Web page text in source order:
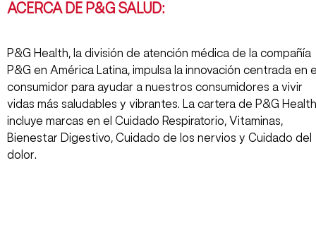
ACERCA DE P&G SALUD:
P&G Health, la división de atención médica de la compañía
P&G en América Latina, impulsa la innovación centrada en
consumidor para ayudar a nuestros consumidores a vivir
vidas más saludables y vibrantes. La cartera de P&G Health
incluye marcas en el Cuidado Respiratorio, Vitaminas,
Bienestar Digestivo, Cuidado de los nervios y Cuidado del
dolor.